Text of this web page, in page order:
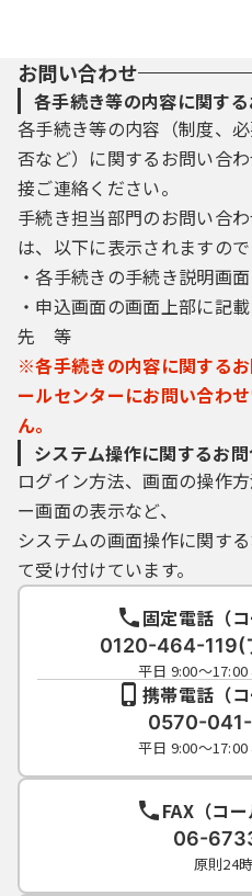
パスワード、氏名、住
項を本システム上で登
（２）住所、氏名、メ
があった場合は変更手
（３）本システムは、
ルアドレスへＵＲＬを
は、メールに記載され
スすることで、本登録
（４）利用者登録にて
成団体にて管理されます
（５）利用者は、登録
す。
利用者は、次の事項
（１）利用者ＩＤ、パ
びパスワード（申請デ
られないように管理し
（２）他者からのパス
じないでください。
（３）安全性をより高
は、定期的に変更して
（４）利用者ＩＤ、パ
ません。なお、利用者
失し、盗難に遭い、又
が分かったときは、速
連絡し、その指示に従
（５）利用者ＩＤ及び
は、特に有効期限は設
お問い合わせ
各手続き等の内容に関す
各手続き等の内容（制度、
否など）に関するお問い合
接ご連絡ください。
手続き担当部門のお問い合
は、以下に表示されますので
・各手続きの手続き説明画面
・申込画面の画面上部に記
先 等
※各手続きの内容に関する
ールセンターにお問い合わ
ん。
システム操作に関するお
ログイン方法、画面の操作
ー画面の表示など、
システムの画面操作に関す
て受け付けています。
固定電話（コ
0120-464-119(
平日 9:00～17:00
携帯電話（コ
0570-
平日 9:00～17:00
FAX（コー
06-
原則24